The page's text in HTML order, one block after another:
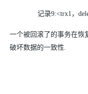
记录9:<trx1，
一个被回滚了的事务在恢
破坏数据的一致性.